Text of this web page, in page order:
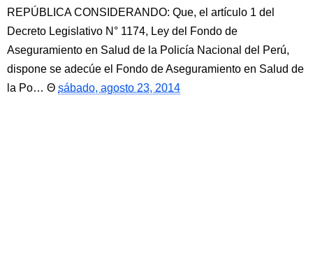
REPÚBLICA CONSIDERANDO: Que, el artículo 1 del
Decreto Legislativo N° 1174, Ley del Fondo de
Aseguramiento en Salud de la Policía Nacional del Perú,
dispone se adecúe el Fondo de Aseguramiento en Salud de
la Po…
sábado, agosto 23, 2014